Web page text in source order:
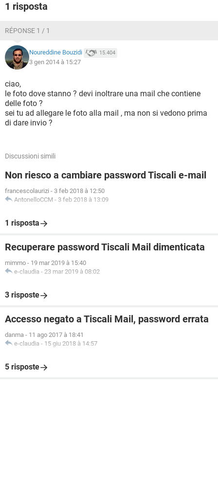
1 risposta
RÉPONSE 1 / 1
Noureddine Bouzidi 15.404
3 gen 2014 à 15:27
ciao,
le foto dove stanno ? devi inoltrare una mail che contiene
delle foto ?
sei tu ad allegare le foto alla mail , ma non si vedono prima
di dare invio ?
Discussioni simili
Non riesco a cambiare password Tiscali e-mail
francescolaurizi - 3 feb 2018 à 12:50
AntonelloCCM - 3 feb 2018 à 13:09
1 risposta
Recuperare password Tiscali Mail dimenticata
mimmo - 19 mar 2019 à 15:40
e-claudia - 23 mar 2019 à 08:02
3 risposte
Accesso negato a Tiscali Mail, password errata
danma - 11 ago 2017 à 18:41
e-claudia - 15 giu 2018 à 14:57
5 risposte